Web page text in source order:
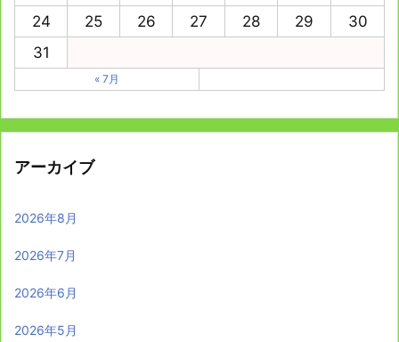
24
25 26 27 28 29
30
31
« 7月
アーカイブ
2026年8月
2026年7月
2026年6月
2026年5月